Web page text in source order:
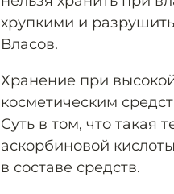
хрупкими и
Власов.
Хранение при
косметическим
Суть в том, что такая
аскорбиновой
в составе средств.